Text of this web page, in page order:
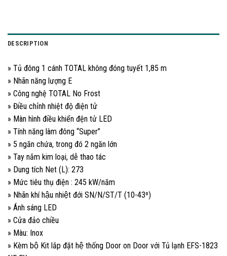
DESCRIPTION
» Tủ đông 1 cánh TOTAL không đóng tuyết 1,85 m
» Nhãn năng lượng E
» Công nghệ TOTAL No Frost
» Điều chỉnh nhiệt độ điện tử
» Màn hình điều khiển đện tử LED
» Tính năng làm đông “Super”
» 5 ngăn chứa, trong đó 2 ngăn lớn
» Tay nắm kim loại, dễ thao tác
» Dung tích Net (L): 273
» Mức tiêu thụ điện : 245 kW/năm
» Nhãn khí hậu nhiệt đới SN/N/ST/T (10-43º)
» Ánh sáng LED
» Cửa đảo chiều
» Màu: Inox
» Kèm bộ Kit lắp đặt hệ thống Door on Door với Tủ lạnh EFS-1823